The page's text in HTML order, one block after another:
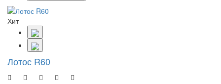
Хит
Лотос R60